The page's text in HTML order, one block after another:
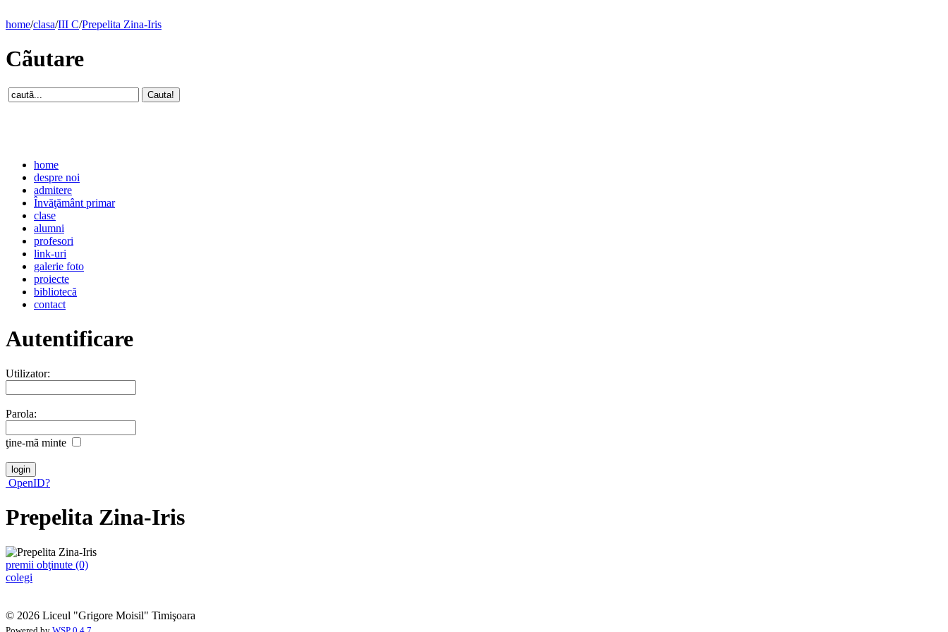
home/clasa/III C/Prepelita Zina-Iris
Cãutare
home
despre noi
admitere
Învăţământ primar
clase
alumni
profesori
link-uri
galerie foto
proiecte
bibliotecă
contact
Autentificare
Utilizator:
Parola:
ţine-mã minte
OpenID?
Prepelita Zina-Iris
premii obţinute (0)
colegi
© 2026 Liceul "Grigore Moisil" Timişoara